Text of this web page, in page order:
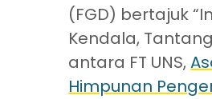
(FGD) bertajuk
Kendala,
antara FT UNS,
Himpunan